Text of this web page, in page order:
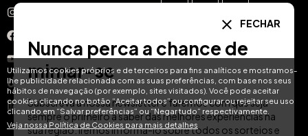
Utilizamos cookies próprios e de terceiros para fins analíticos e mostramos-
lhe publicidade relacionada com as suas preferências, com base nos seus
hábitos de navegação (por exemplo, sites visitados). Você pode aceitar
cookies clicando no botão “Aceitar todos” ou configurar ou rejeitar seu uso
clicando em “Salvar preferências” ou “Negar tudo” respectivamente.
Veja nossa Política de Cookies para mais detalhes
YouTube
TikTok
LinkedIn
FECHAR
Nunca perca a chance de
mimar-se
Subscreva a nossa newsletter e faremos com que seja
sempre o primeiro a saber das melhores experiências na
sua região. Iremos informá-lo sobre todos os sorteios e